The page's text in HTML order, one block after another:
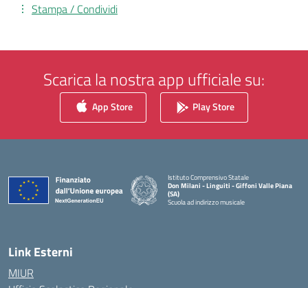
Stampa / Condividi
Scarica la nostra app ufficiale su:
App Store Play Store
Istituto Comprensivo Statale
Don Milani - Linguiti - Giffoni Valle Piana
(SA)
Scuola ad indirizzo musicale
Link Esterni
MIUR